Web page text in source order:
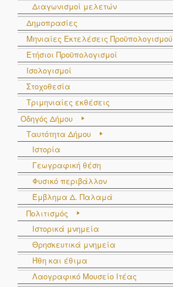
Διαγωνισμοί μελετών
Δημοπρασίες
Μηνιαίες Εκτελέσεις Προϋπολογισμού
Ετήσιοι Προϋπολογισμοί
Ισολογισμοί
Στοχοθεσία
Τριμηνιαίες εκθέσεις
Οδηγός Δήμου
Ταυτότητα Δήμου
Ιστορία
Γεωγραφική θέση
Φυσικό περιβάλλον
Έμβλημα Δ. Παλαμά
Πολιτισμός
Ιστορικά μνημεία
Θρησκευτικά μνημεία
Ήθη και έθιμα
Λαογραφικό Μουσείο Ιτέας